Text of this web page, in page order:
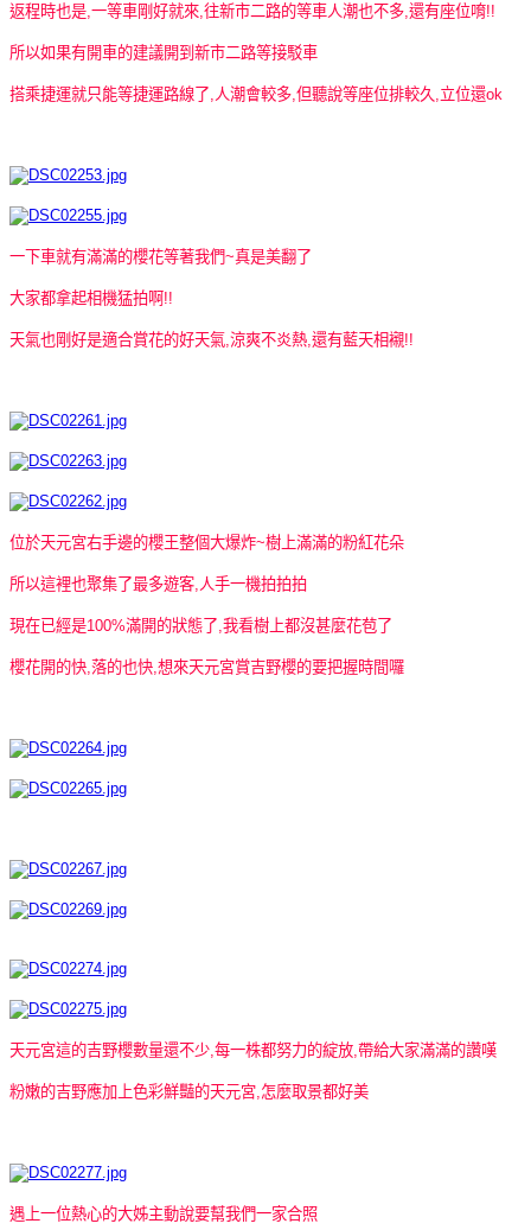
返程時也是,一等車剛好就來,往新市二路的等車人潮也不多,還有座位唷!!
所以如果有開車的建議開到新市二路等接駁車
搭乘捷運就只能等捷運路線了,人潮會較多,但聽說等座位排較久,立位還ok
一下車就有滿滿的櫻花等著我們~真是美翻了
大家都拿起相機猛拍啊!!
天氣也剛好是適合賞花的好天氣,涼爽不炎熱,還有藍天相襯!!
位於天元宮右手邊的櫻王整個大爆炸~樹上滿滿的粉紅花朵
所以這裡也聚集了最多遊客,人手一機拍拍拍
現在已經是100%滿開的狀態了,我看樹上都沒甚麼花苞了
櫻花開的快,落的也快,想來天元宮賞吉野櫻的要把握時間囉
天元宮這的吉野櫻數量還不少,每一株都努力的綻放,帶給大家滿滿的讚嘆
粉嫩的吉野應加上色彩鮮豔的天元宮,怎麼取景都好美
遇上一位熱心的大姊主動說要幫我們一家合照